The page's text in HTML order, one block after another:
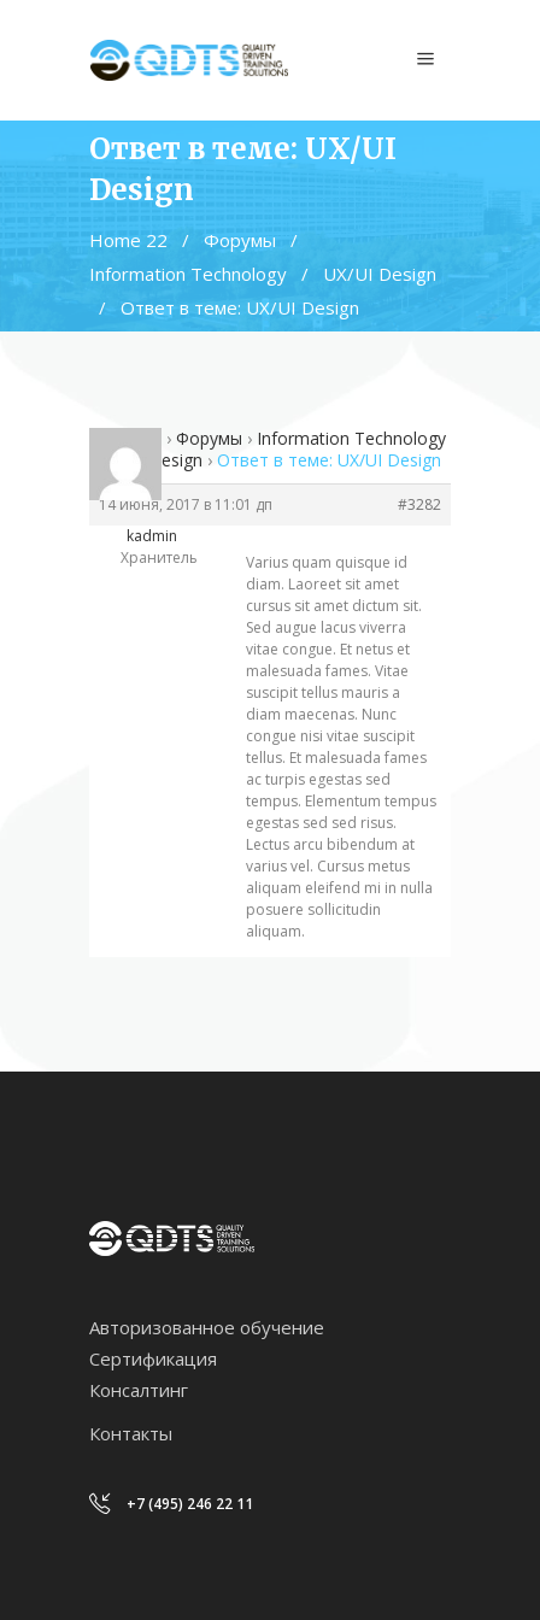
Ответ в теме: UX/UI
Design
Home 22 / Форумы
/
Information Technology /
UX/UI Design
/ Ответ в теме: UX/UI Design
› Форумы › Information Technology
UX/UI Design › Ответ в теме: UX/UI Design
14 июня, 2017 в 11:01 дп
#3282
kadmin
Хранитель
Varius quam quisque id
diam. Laoreet sit amet
cursus sit amet dictum sit.
Sed augue lacus viverra
vitae congue. Et netus et
malesuada fames. Vitae
suscipit tellus mauris a
diam maecenas. Nunc
congue nisi vitae suscipit
tellus. Et malesuada fames
ac turpis egestas sed
tempus. Elementum tempus
egestas sed sed risus.
Lectus arcu bibendum at
varius vel. Cursus metus
aliquam eleifend mi in nulla
posuere sollicitudin
aliquam.
Авторизованное обучение
Сертификация
Консалтинг
Контакты
+7 (495) 246 22 11